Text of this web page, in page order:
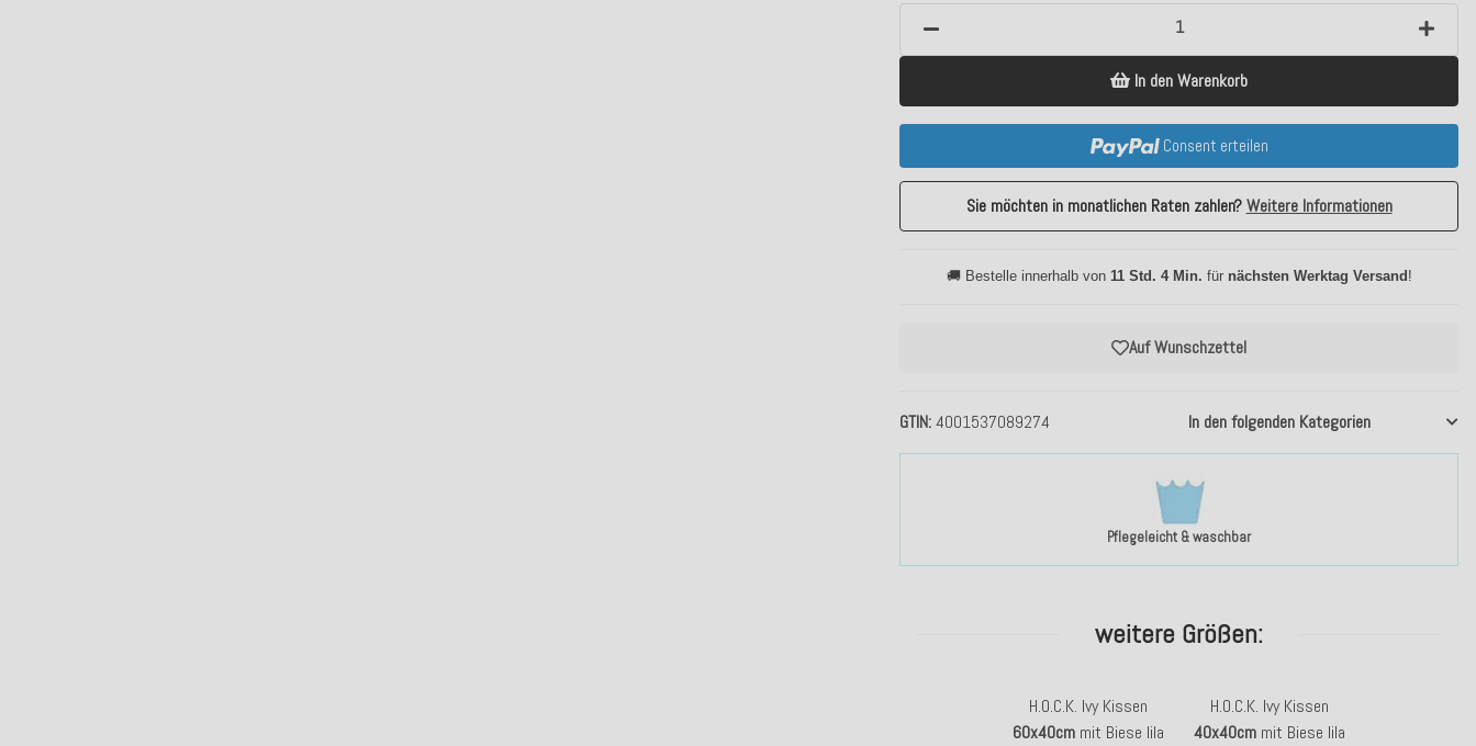
Pflegeleicht & waschbar
GTIN 4001537089274 In den folgenden Kategorien
Auf Wunschzettel
In den Warenkorb
Consent erteilen
Sie möchten in monatlichen Raten zahlen?Weitere Informationen
🚚 Bestelle innerhalb von 11 Std. 4 Min. für nächsten Werktag Versand !
weitere Größen:
H.O.C.K. Ivy Kissen
60x40cm mit Biese lila
H.O.C.K. Ivy Kissen
40x40cm mit Biese lila